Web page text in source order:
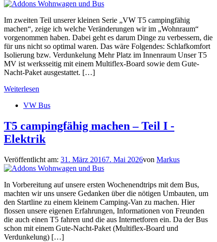
Im zweiten Teil unserer kleinen Serie „VW T5 campingfähig
machen“, zeige ich welche Veränderungen wir im „Wohnraum“
vorgenommen haben. Dabei geht es darum Dinge zu verbessern, die
für uns nicht so optimal waren. Das wäre Folgendes: Schlafkomfort
Isolierung bzw. Verdunkelung Mehr Platz im Innenraum Unser T5
MV ist werksseitig mit einem Multiflex-Board sowie dem Gute-
Nacht-Paket ausgestattet. […]
Weiterlesen
VW Bus
T5 campingfähig machen – Teil I -
Elektrik
Veröffentlicht am: 31. März 20167. Mai 2026von Markus
In Vorbereitung auf unsere ersten Wochenendtrips mit dem Bus,
machten wir uns unsere Gedanken über die nötigen Umbauten, um
den Startline zu einem kleinem Camping-Van zu machen. Hier
flossen unsere eigenen Erfahrungen, Informationen von Freunden
die auch einen T5 fahren und die aus Internetforen ein. Da der Bus
schon mit einem Gute-Nacht-Paket (Multiflex-Board und
Verdunkelung) […]